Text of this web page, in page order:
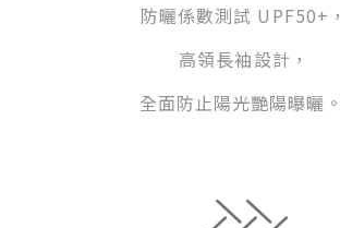
防曬係數測試 UPF50+，
高領長袖設計 ，
全面防止陽光艷陽曝曬。